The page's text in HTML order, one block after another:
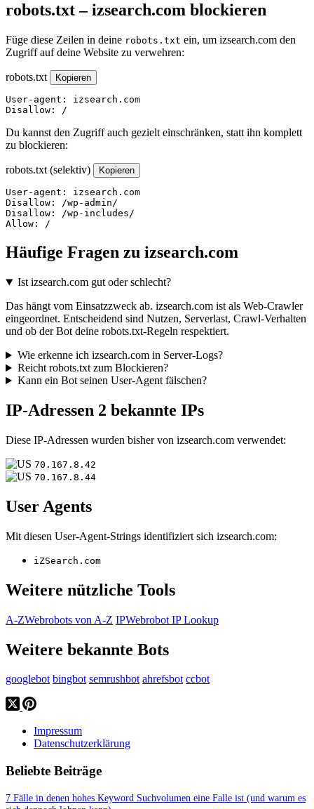
robots.txt – izsearch.com blockieren
Füge diese Zeilen in deine robots.txt ein, um izsearch.com den
Zugriff auf deine Website zu verwehren:
robots.txt Kopieren
User-agent: izsearch.com
Disallow: /
Du kannst den Zugriff auch gezielt einschränken, statt ihn komplett
zu blockieren:
robots.txt (selektiv) Kopieren
User-agent: izsearch.com
Disallow: /wp-admin/
Disallow: /wp-includes/
Allow: /
Häufige Fragen zu izsearch.com
Ist izsearch.com gut oder schlecht?
Das hängt vom Einsatzzweck ab. izsearch.com ist als Web-Crawler
eingeordnet. Entscheidend sind Nutzen, Serverlast, Crawl-Verhalten
und ob der Bot deine robots.txt-Regeln respektiert.
Wie erkenne ich izsearch.com in Server-Logs?
Reicht robots.txt zum Blockieren?
Kann ein Bot seinen User-Agent fälschen?
IP-Adressen 2 bekannte IPs
Diese IP-Adressen wurden bisher von izsearch.com verwendet:
70.167.8.42
70.167.8.44
User Agents
Mit diesen User-Agent-Strings identifiziert sich izsearch.com:
iZSearch.com
Weitere nützliche Tools
A-ZWebrobots von A-Z IPWebrobot IP Lookup
Weitere bekannte Bots
googlebot bingbot semrushbot ahrefsbot ccbot
Impressum
Datenschutzerklärung
Beliebte Beiträge
7 Fälle in denen hohes Keyword Suchvolumen eine Falle ist (und warum es